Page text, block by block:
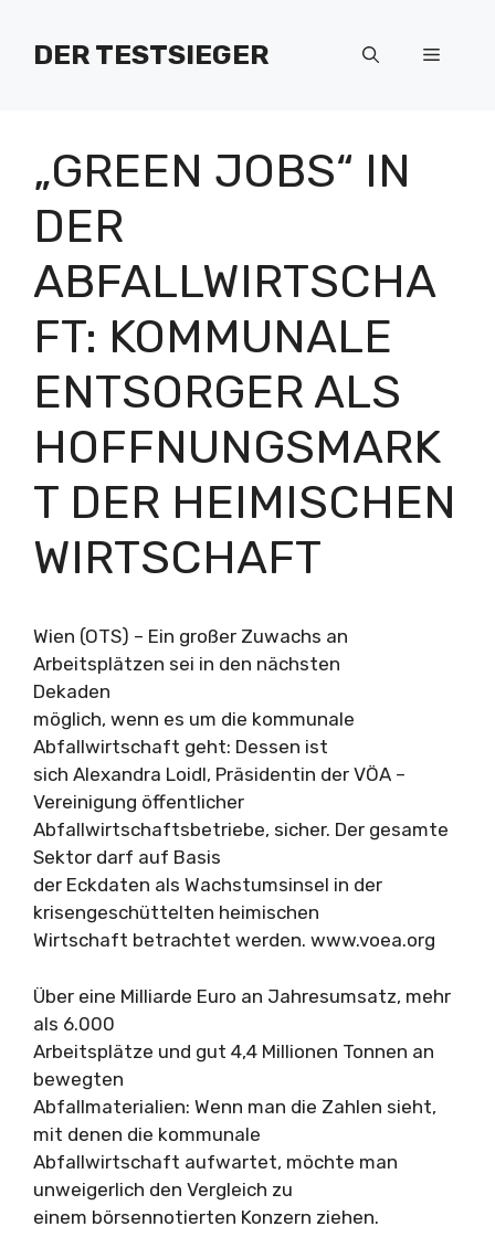
Inhalt
springenDER TESTSIEGER Menü
„GREEN JOBS“ IN
DER
ABFALLWIRTSCHA
FT: KOMMUNALE
ENTSORGER ALS
HOFFNUNGSMARK
T DER HEIMISCHEN
WIRTSCHAFT
Wien (OTS) – Ein großer Zuwachs an
Arbeitsplätzen sei in den nächsten
Dekaden
möglich, wenn es um die kommunale
Abfallwirtschaft geht: Dessen ist
sich Alexandra Loidl, Präsidentin der VÖA –
Vereinigung öffentlicher
Abfallwirtschaftsbetriebe, sicher. Der gesamte
Sektor darf auf Basis
der Eckdaten als Wachstumsinsel in der
krisengeschüttelten heimischen
Wirtschaft betrachtet werden. www.voea.org
Über eine Milliarde Euro an Jahresumsatz, mehr
als 6.000
Arbeitsplätze und gut 4,4 Millionen Tonnen an
bewegten
Abfallmaterialien: Wenn man die Zahlen sieht,
mit denen die kommunale
Abfallwirtschaft aufwartet, möchte man
unweigerlich den Vergleich zu
einem börsennotierten Konzern ziehen.